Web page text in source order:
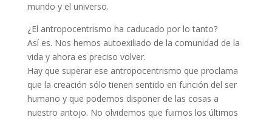
mundo y el universo.
¿El antropocentrismo ha caducado por lo tanto?
Así es. Nos hemos autoexiliado de la comunidad de la
vida y ahora es preciso volver.
Hay que superar ese antropocentrismo que proclama
que la creación sólo tienen sentido en función del ser
humano y que podemos disponer de las cosas a
nuestro antojo. No olvidemos que fuimos los últimos